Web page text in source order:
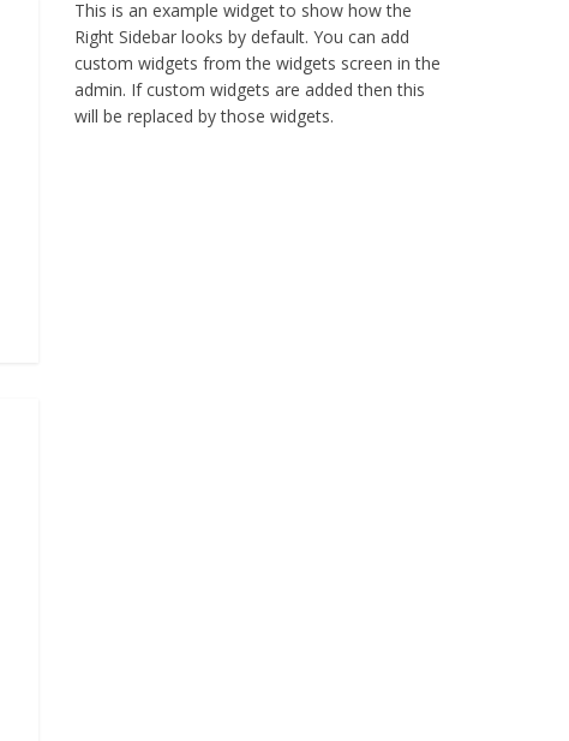
This is an example widget to show how the
Right Sidebar looks by default. You can add
custom widgets from the widgets screen in the
admin. If custom widgets are added then this
will be replaced by those widgets.